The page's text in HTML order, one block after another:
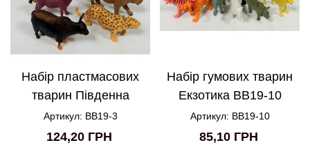
Набір пластмасових
тварин Південна
Африка BB19-3
Артикул: BB19-3
124,20 ГРН
Набір гумових тварин
Екзотика BB19-10
Артикул: BB19-10
85,10 ГРН